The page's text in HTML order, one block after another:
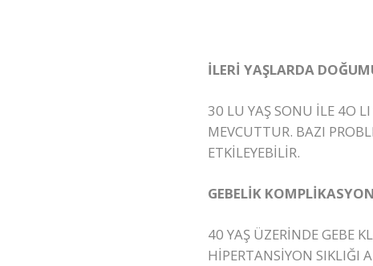
İLERİ YAŞLARDA
30 LU YAŞ SONU İLE 4O
MEVCUTTUR. BAZI
ETKİLEYEBİLİR.
GEBELİK
40 YAŞ ÜZERİNDE GEBE
HİPERTANSİYON SIKLIĞI